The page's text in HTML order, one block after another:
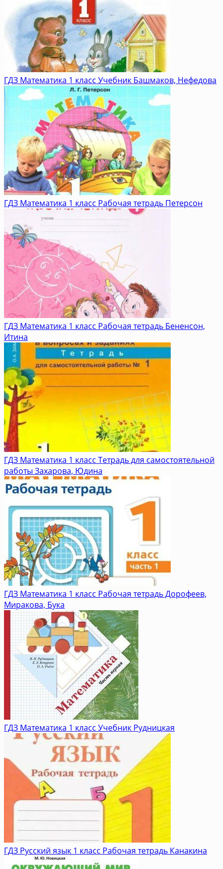
ГДЗ Математика 1 класс Учебник Башмаков, Нефедова
ГДЗ Математика 1 класс Рабочая тетрадь Петерсон
ГДЗ Математика 1 класс Рабочая тетрадь Бененсон,
Итина
ГДЗ Математика 1 класс Тетрадь для самостоятельной
работы Захарова, Юдина
ГДЗ Математика 1 класс Рабочая тетрадь Дорофеев,
Миракова, Бука
ГДЗ Математика 1 класс Учебник Рудницкая
ГДЗ Русский язык 1 класс Рабочая тетрадь Канакина